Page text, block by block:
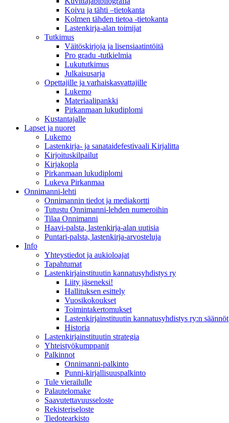
Koivu ja tähti –tietokanta
Kolmen tähden tietoa -tietokanta
Lastenkirja-alan toimijat
Tutkimus
Väitöskirjoja ja lisensiaatintöitä
Pro gradu -tutkielmia
Lukututkimus
Julkaisusarja
Opettajille ja varhaiskasvattajille
Lukemo
Materiaalipankki
Pirkanmaan lukudiplomi
Kustantajalle
Lapset ja nuoret
Lukemo
Lastenkirja- ja sanataidefestivaali Kirjalitta
Kirjoituskilpailut
Kirjakopla
Pirkanmaan lukudiplomi
Lukeva Pirkanmaa
Onnimanni-lehti
Onnimannin tiedot ja mediakortti
Tutustu Onnimanni-lehden numeroihin
Tilaa Onnimanni
Haavi-palsta, lastenkirja-alan uutisia
Puntari-palsta, lastenkirja-arvosteluja
Info
Yhteystiedot ja aukioloajat
Tapahtumat
Lastenkirjainstituutin kannatusyhdistys ry
Liity jäseneksi!
Hallituksen esittely
Vuosikokoukset
Toimintakertomukset
Lastenkirjainstituutin kannatusyhdistys ry:n säännöt
Historia
Lastenkirjainstituutin strategia
Yhteistyökumppanit
Palkinnot
Onnimanni-palkinto
Punni-kirjallisuuspalkinto
Tule vierailulle
Palautelomake
Saavutettavuusseloste
Rekisteriseloste
Tiedotearkisto